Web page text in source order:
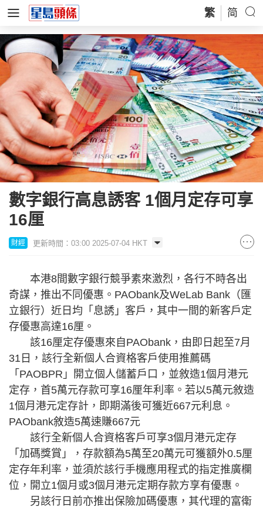
繁 简
數字銀行高息誘客 1個月定存可享
16厘
財經 更新時間：03:00 2025-07-04 HKT
本港8間數字銀行競爭素來激烈，各行不時各出
奇謀，推出不同優惠。PAObank及WeLab Bank（匯
立銀行）近日均「息誘」客戶，其中一間的新客戶定
存優惠高達16厘。
該16厘定存優惠來自PAObank，由即日起至7月
31日，該行全新個人合資格客戶使用推薦碼
「PAOBPR」開立個人儲蓄戶口，並敘造1個月港元
定存，首5萬元存款可享16厘年利率。若以5萬元敘造
1個月港元定存計，即期滿後可獲近667元利息。
PAObank敘造5萬速賺667元
該行全新個人合資格客戶可享3個月港元定存
「加碼獎賞」，存款額為5萬至20萬元可獲額外0.5厘
定存年利率，並須於該行手機應用程式的指定推廣欄
位，開立1個月或3個月港元定期存款方享有優惠。
另該行日前亦推出保險加碼優惠，其代理的富衛